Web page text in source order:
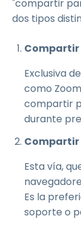
"compartir
dos tipos
Exclusiva
como
compartir
durante
Esta vía,
Es la
soporte o